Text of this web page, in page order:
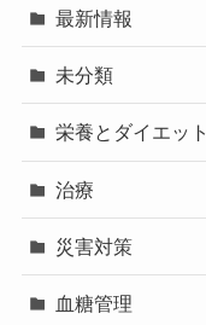
最新情報
未分類
栄養とダイエット
治療
災害対策
血糖管理